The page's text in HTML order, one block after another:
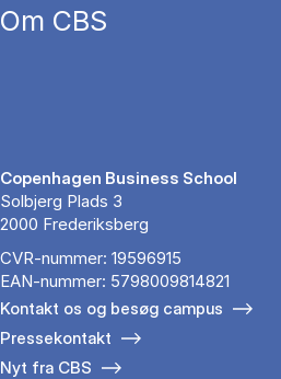
Om CBS
Copenhagen Business School
Solbjerg Plads 3
2000 Frederiksberg
CVR-nummer: 19596915
EAN-nummer: 5798009814821
Kontakt os og besøg campus
Pressekontakt
Nyt fra CBS